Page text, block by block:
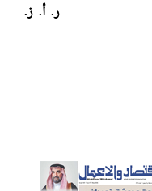
ر. أ. ز.